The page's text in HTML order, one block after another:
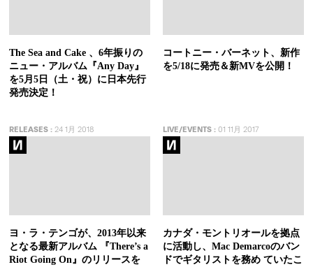
The Sea and Cake 、6年振りの
ニュー・アルバム『Any Day』
を5月5日（土・祝）に日本先行
発売決定！
コートニー・バーネット、新作
を5/18に発売＆新MVを公開！
RELEASES : 24 1月 2018
ヨ・ラ・テンゴが、2013年以来
となる最新アルバム 『There’s a
Riot Going On』のリリースを
LIVE/EVENTS:01 11月 2017
カナダ・モントリオールを拠点
に活動し、Mac Demarcoのバン
ドでギタリストを務め ていたこ